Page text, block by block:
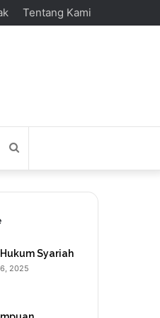
Tentang Kami
for
Syariah
2025